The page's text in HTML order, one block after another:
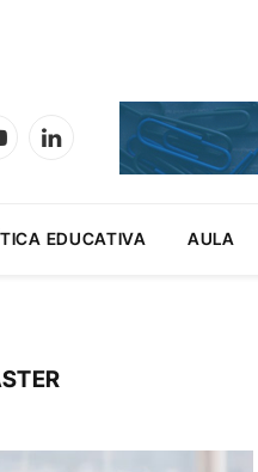
LinkedIn
EDUCATIVA AULA